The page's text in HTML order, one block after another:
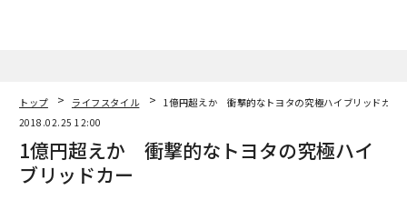
トップ ライフスタイル
1億円超えか 衝撃的なトヨタの究極ハイブリッドカー
2018.02.25 12:00
1億円超えか 衝撃的なトヨタの究極ハイ
ブリッドカー